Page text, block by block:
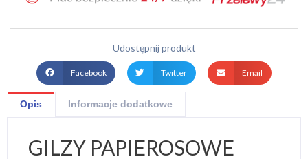
Udostępnij produkt
Facebook Twitter Email
Opis Informacje dodatkowe
GILZY PAPIEROSOWE